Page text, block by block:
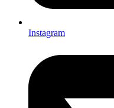
Instagram